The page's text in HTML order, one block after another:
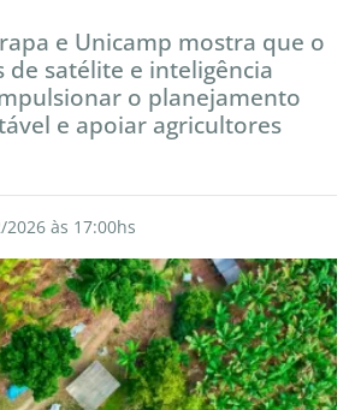
e Unicamp mostra que o
de satélite e inteligência
o planejamento
e apoiar agricultores
2026 às 17:00hs